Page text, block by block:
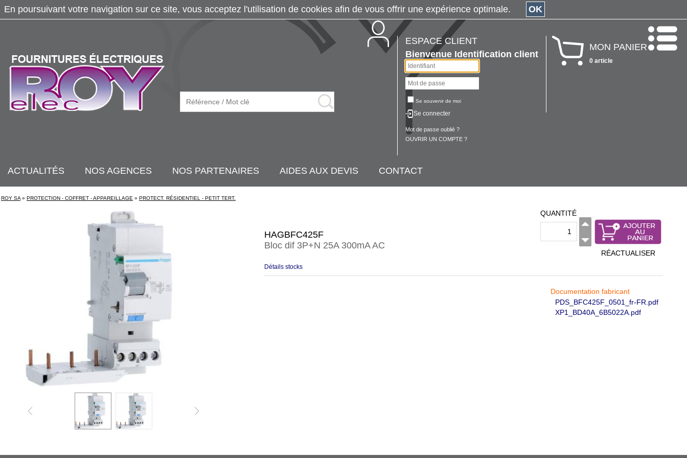
ESPACE CLIENT
Bienvenue Identification client
Se souvenir de moi
Se connecter
Mot de passe oublié ?
OUVRIR UN COMPTE ?
MON PANIER
0 article
ACTUALITÉS NOS AGENCES NOS PARTENAIRES AIDES AUX DEVIS CONTACT
ROY SA » PROTECTION - COFFRET - APPAREILLAGE » PROTECT. RÉSIDENTIEL - PETIT TERT.
HAGBFC425F
Bloc dif 3P+N 25A 300mA AC
QUANTITÉ
RÉACTUALISER
Détails stocks
Documentation fabricant
PDS_BFC425F_0501_fr-FR.pdf
XP1_BD40A_6B5022A.pdf
En poursuivant votre navigation sur ce site, vous acceptez l'utilisation de cookies afin de vous offrir une expérience optimale. OK